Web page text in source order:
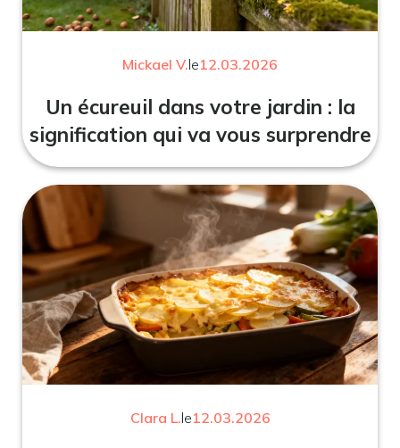
Mickael V.le12.03.2026
Un écureuil dans votre jardin : la
signification qui va vous surprendre
Clara L.le12.03.2026